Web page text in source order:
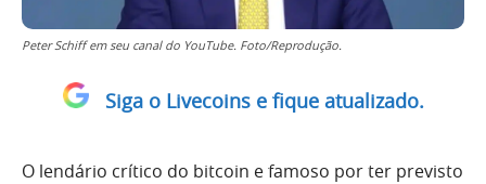
Peter Schiff em seu canal do YouTube. Foto/Reprodução.
Siga o Livecoins e fique atualizado.
O lendário crítico do bitcoin e famoso por ter previsto